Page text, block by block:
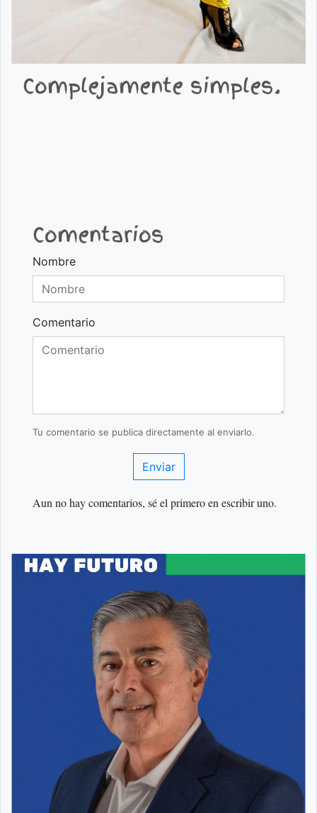
Complejamente simples.
Comentarios
Nombre
Comentario
Tu comentario se publica directamente al enviarlo.
Enviar
Aun no hay comentarios, sé el primero en escribir uno.